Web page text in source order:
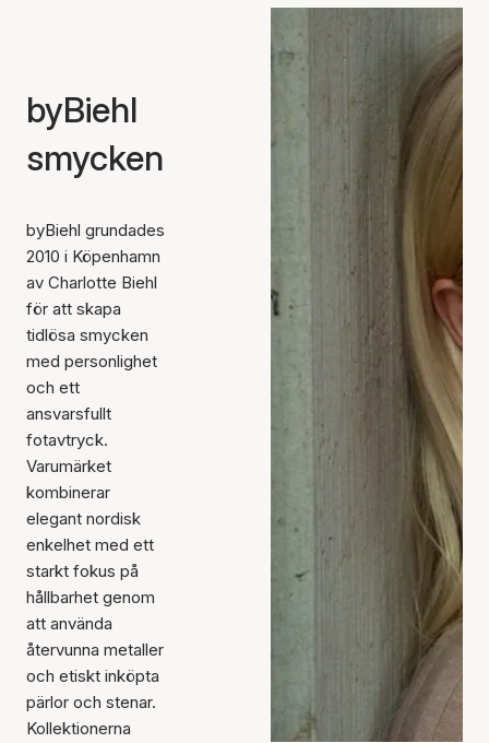
byBiehl
smycken
byBiehl grundades
2010 i Köpenhamn
av Charlotte Biehl
för att skapa
tidlösa smycken
med personlighet
och ett
ansvarsfullt
fotavtryck.
Varumärket
kombinerar
elegant nordisk
enkelhet med ett
starkt fokus på
hållbarhet genom
att använda
återvunna metaller
och etiskt inköpta
pärlor och stenar.
Kollektionerna